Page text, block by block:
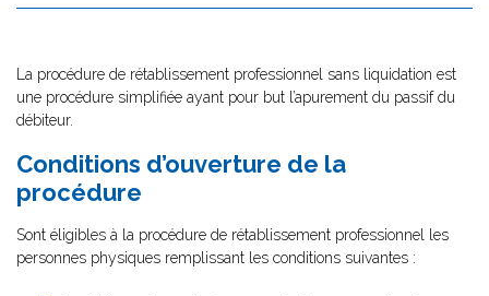
La procédure de rétablissement professionnel sans liquidation est
une procédure simplifiée ayant pour but l’apurement du passif du
débiteur.
Conditions d’ouverture de la
procédure
Sont éligibles à la procédure de rétablissement professionnel les
personnes physiques remplissant les conditions suivantes :